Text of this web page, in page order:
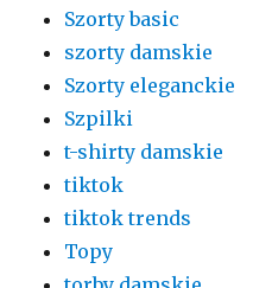
Szorty basic
szorty damskie
Szorty eleganckie
Szpilki
t-shirty damskie
tiktok
tiktok trends
Topy